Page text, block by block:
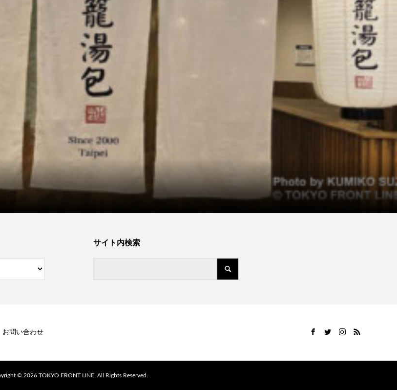
サイト内検索
お問い合わせ
©2026TOKYO FRONT LINE. All Rights Reserved.